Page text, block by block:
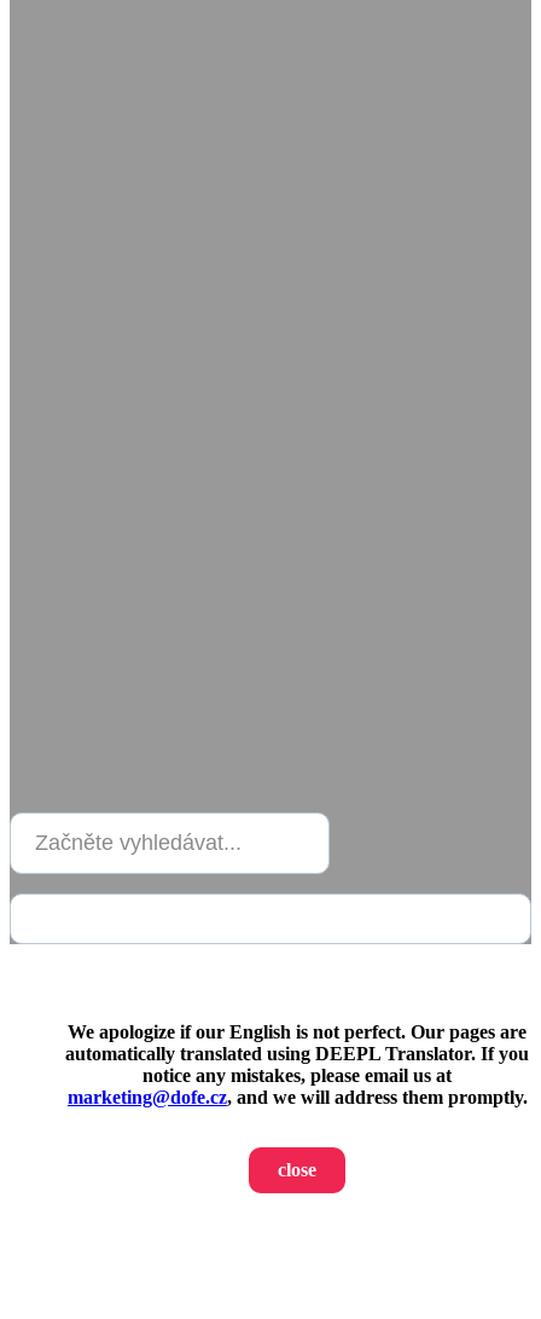
We apologize if our English is not perfect. Our pages are
automatically translated using DEEPL Translator. If you
notice any mistakes, please email us at
marketing@dofe.cz, and we will address them promptly.
close